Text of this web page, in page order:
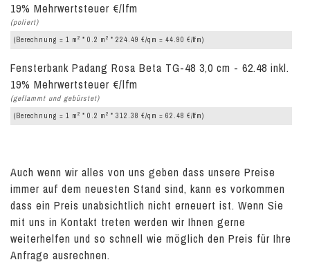
19% Mehrwertsteuer €/lfm
(poliert)
(Berechnung = 1 m 2 * 0.2 m 2 * 224.49 €/qm = 44.90 €/lfm)
Fensterbank Padang Rosa Beta TG-48 3,0 cm - 62.48 inkl.
19% Mehrwertsteuer €/lfm
(geflammt und gebürstet)
(Berechnung = 1 m 2 * 0.2 m 2 * 312.38 €/qm = 62.48 €/lfm)
Auch wenn wir alles von uns geben dass unsere Preise
immer auf dem neuesten Stand sind, kann es vorkommen
dass ein Preis unabsichtlich nicht erneuert ist. Wenn Sie
mit uns in Kontakt treten werden wir Ihnen gerne
weiterhelfen und so schnell wie möglich den Preis für Ihre
Anfrage ausrechnen.